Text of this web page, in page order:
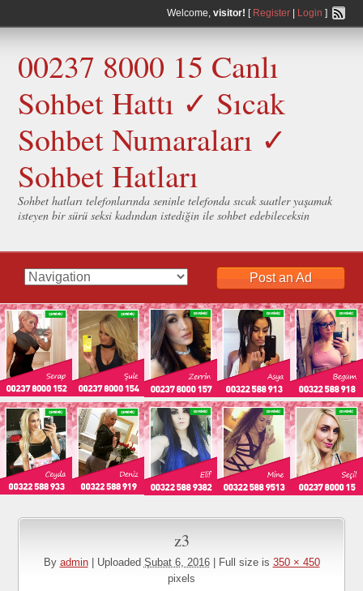
Welcome, visitor! [ Register| Login ]
00237 8000 15 Canlı
Sohbet Hattı ✓ Sıcak
Sohbet Numaraları ✓
Sohbet Hatları
Sohbet hatları telefonlarında seninle telefonda sıcak saatler yaşamak
isteyen bir sürü seksi kadından istediğin ile sohbet edebileceksin
Post an Ad
z3
By admin Uploaded Şubat 6, 2016 Full size is 350 × 450
pixels